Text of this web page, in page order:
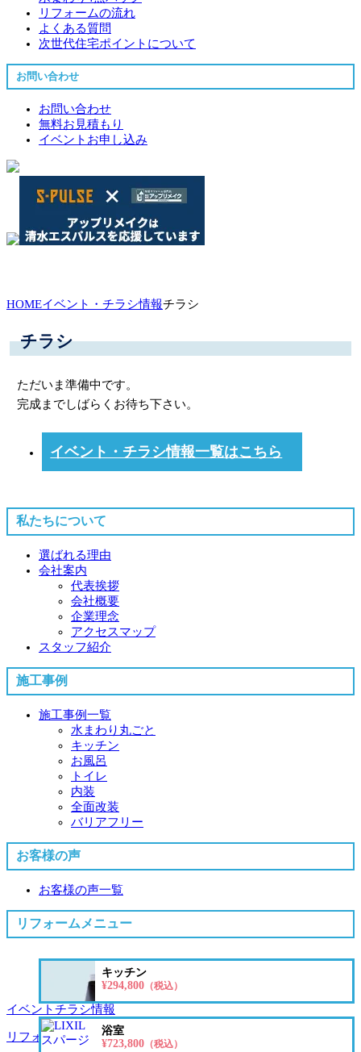
リフォームの流れ
よくある質問
次世代住宅ポイントについて
お問い合わせ
お問い合わせ
無料お見積もり
イベントお申し込み
イベントチラシ情報
リフォーム価格表
HOMEイベント・チラシ情報チラシ
チラシ
ただいま準備中です。
完成までしばらくお待ち下さい。
イベント・チラシ情報一覧はこちら
私たちについて
選ばれる理由
会社案内
代表挨拶
会社概要
企業理念
アクセスマップ
スタッフ紹介
施工事例
施工事例一覧
水まわり丸ごと
キッチン
お風呂
トイレ
内装
全面改装
バリアフリー
お客様の声
お客様の声一覧
リフォームメニュー
キッチン
¥294,800（税込）
浴室
¥723,800（税込）